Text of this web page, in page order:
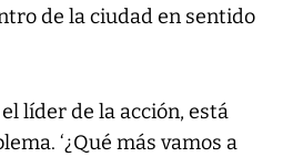
de la ciudad en sentido
líder de la acción, está
‘¿Qué más vamos a